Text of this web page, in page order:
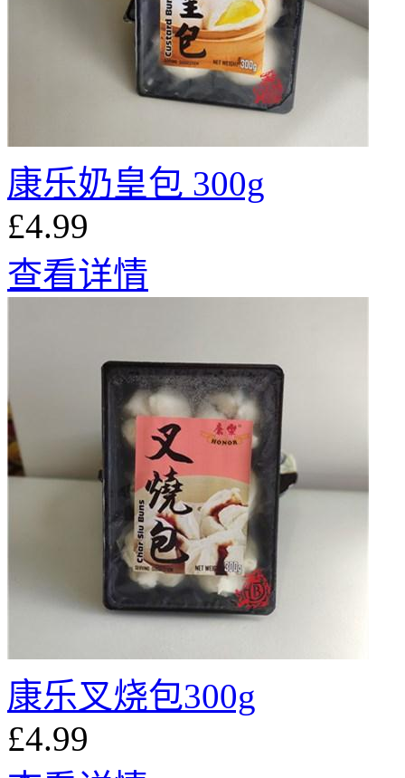
康乐奶皇包 300g
£4.99
查看详情
康乐叉烧包300g
£4.99